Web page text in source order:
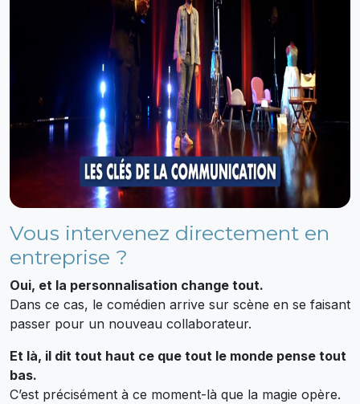
Vous intervenez directement en
entreprise ?
Oui, et la personnalisation change tout.
Dans ce cas, le comédien arrive sur scène en se faisant
passer pour un nouveau collaborateur.
Et là, il dit tout haut ce que tout le monde pense tout
bas.
C’est précisément à ce moment-là que la magie opère.